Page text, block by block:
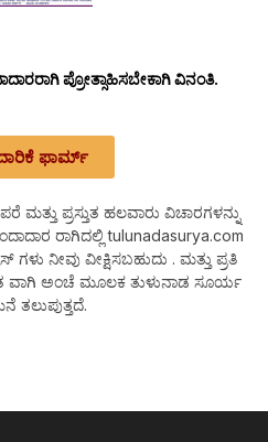
ಪ್ರೋತ್ಸಾಹಿಸಬೇಕಾಗಿ ವಿನಂತಿ.
ಫಾರ್ಮ್
ಪ್ರಸ್ತುತ ಹಲವಾರು ವಿಚಾರಗಳನ್ನು
ರಾಗಿದಲ್ಲಿ tulunadasurya.com
ನೀವು ವೀಕ್ಷಿಸಬಹುದು . ಮತ್ತು ಪ್ರತಿ
ವಾಗಿ ಅಂಚೆ ಮೂಲಕ ತುಳುನಾಡ ಸೂರ್ಯ
ತಲುಪುತ್ತದೆ.